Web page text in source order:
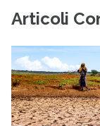
Articoli